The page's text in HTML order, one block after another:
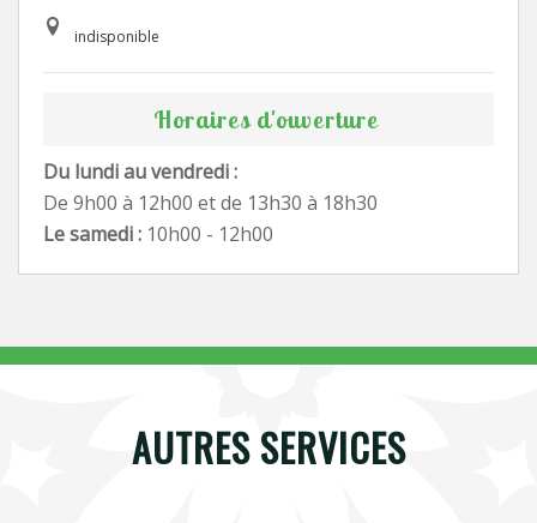
indisponible
Horaires d'ouverture
Du lundi au vendredi :
De 9h00 à 12h00 et de 13h30 à 18h30
Le samedi : 10h00 - 12h00
AUTRES SERVICES